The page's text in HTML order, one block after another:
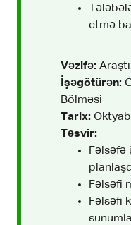
etmə
Vəzifə:
İşəgötürən:
Bölməsi
Tarix:
Təsvir:
Fəlsəfə
Fəlsəfi
Fəlsəfi